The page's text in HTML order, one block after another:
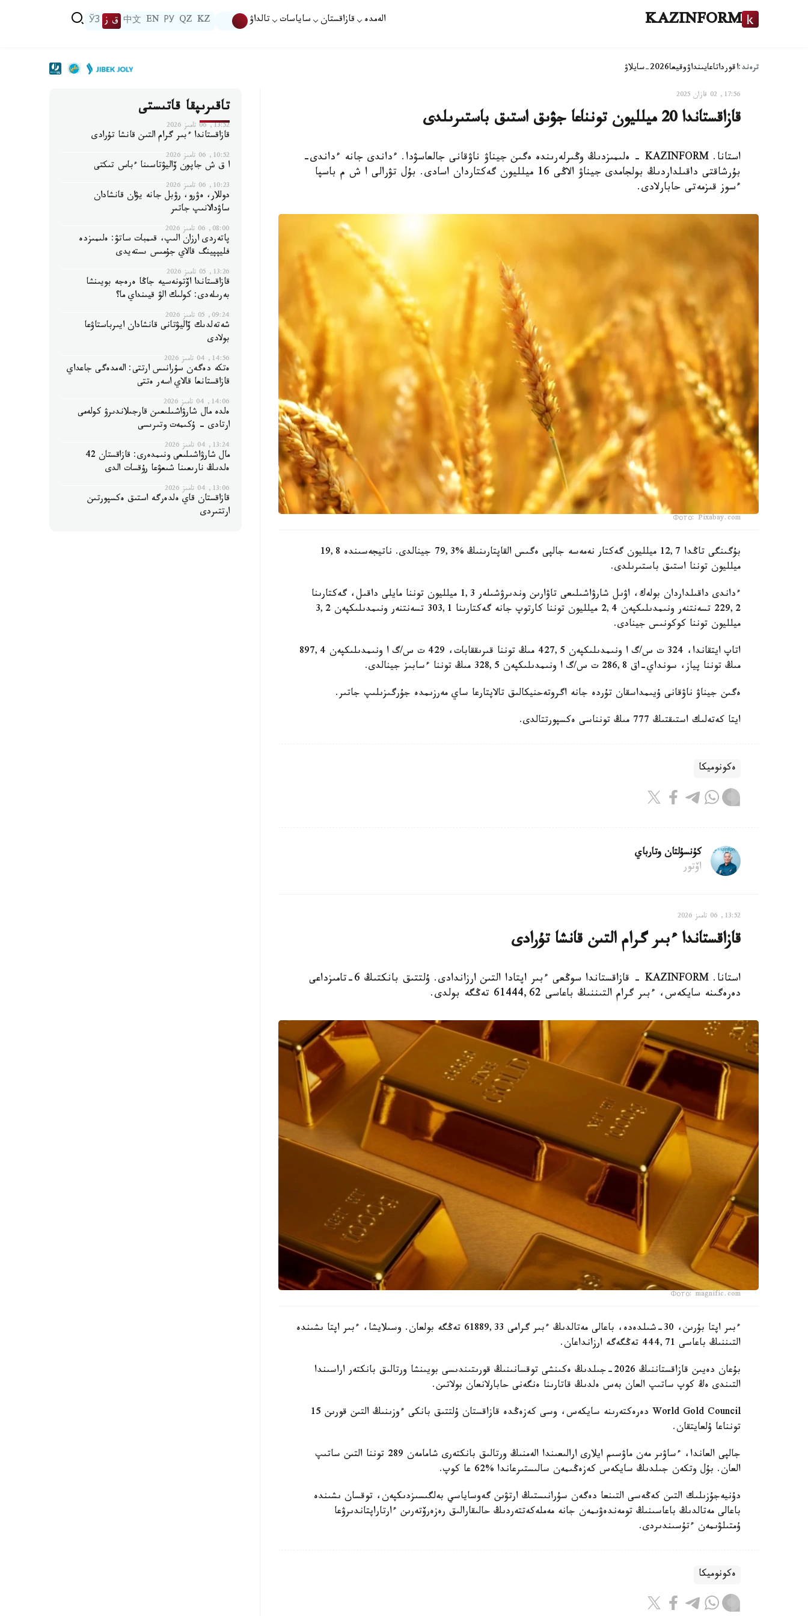
KAZINFORM الەمدە قازاقستان ساياسات تالداۋ KZ
QZ
РУ
EN
中文 ق ز ЎЗ
ترەند:اقورداتاعايىنداۋوقيعا2026-سايلاۋ
17:56, 02 قازان 2025
قازاقستاندا 20 ميلليون تونناعا جۋىق استىق باستىرىلدى
استانا. KAZINFORM - ەلىمىزدىڭ وڭىرلەرىندە ەگىن جيناۋ ناۋقانى جالعاسۋدا. ءداندى جانە ءداندى-
بۇرشاقتى داقىلداردىڭ بولجامدى جيناۋ الاڭى 16 ميلليون گەكتاردان اسادى. بۇل تۋرالى ا ش م باسپا
ءسوز قىزمەتى حابارلادى.
Фото: Pixabay.com
بۇگىنگى تاڭدا 12,7 ميلليون گەكتار نەمەسە جالپى ەگىس القاپتارىنىڭ %79,3 جينالدى. ناتيجەسىندە 19,8
ميلليون توننا استىق باستىرىلدى.
ءداندى داقىلداردان بولەك، اۋىل شارۋاشىلىعى تاۋارىن وندىرۋشىلەر 1,3 ميلليون توننا مايلى داقىل، گەكتارىنا
229,2 تسەنتنەر ونىمدىلىكپەن 2,4 ميلليون توننا كارتوپ جانە گەكتارىنا 303,1 تسەنتنەر ونىمدىلىكپەن 3,2
ميلليون توننا كوكونىس جينادى.
اتاپ ايتقاندا، 324 ت س/گ ا ونىمدىلىكپەن 427,5 مىڭ توننا قىرىققابات، 429 ت س/گ ا ونىمدىلىكپەن 897,4
مىڭ توننا پياز، سونداي-اق 286,8 ت س/گ ا ونىمدىلىكپەن 328,5 مىڭ توننا ءسابىز جينالدى.
ەگىن جيناۋ ناۋقانى ۇيىمداسقان تۇردە جانە اگروتەحنيكالىق تالاپتارعا ساي مەرزىمدە جۇرگىزىلىپ جاتىر.
ايتا كەتەلىك استىقتىڭ 777 مىڭ تونناسى ەكسپورتتالدى.
ەكونوميكا
كۇنسۇلتان وتارباي
اۆتور
13:52, 06 تامىز 2026
قازاقستاندا ءبىر گرام التىن قانشا تۇرادى
استانا. KAZINFORM - قازاقستاندا سوڭعى ءبىر اپتادا التىن ارزاندادى. ۇلتتىق بانكتىڭ 6-تامىزداعى
دەرەگىنە سايكەس، ءبىر گرام التىننىڭ باعاسى 61444,62 تەڭگە بولدى.
Фото: magnific.com
ءبىر اپتا بۇرىن، 30-شىلدەدە، باعالى مەتالدىڭ ءبىر گرامى 61889,33 تەڭگە بولعان. وسىلايشا، ءبىر اپتا ىشىندە
التىننىڭ باعاسى 444,71 تەڭگەگە ارزانداعان.
بۇعان دەيىن قازاقستاننىڭ 2026-جىلدىڭ ەكىنشى توقسانىنىڭ قورىتىندىسى بويىنشا ورتالىق بانكتەر اراسىندا
التىندى ەڭ كوپ ساتىپ العان بەس ەلدىڭ قاتارىنا ەنگەنى حابارلانعان بولاتىن.
World Gold Council دەرەكتەرىنە سايكەس، وسى كەزەڭدە قازاقستان ۇلتتىق بانكى ءوزىنىڭ التىن قورىن 15
تونناعا ۇلعايتقان.
جالپى العاندا، ءساۋىر مەن ماۋسىم ايلارى ارالىعىندا الەمنىڭ ورتالىق بانكتەرى شامامەن 289 توننا التىن ساتىپ
العان. بۇل وتكەن جىلدىڭ سايكەس كەزەڭىمەن سالىستىرعاندا %62 عا كوپ.
دۇنيەجۇزىلىك التىن كەڭەسى التىنعا دەگەن سۇرانىستىڭ ارتۋىن گەوساياسي بەلگىسىزدىكپەن، توقسان ىشىندە
باعالى مەتالدىڭ باعاسىنىڭ تومەندەۋىمەن جانە مەملەكەتتەردىڭ حالىقارالىق رەزەرۆتەرىن ءارتاراپتاندىرۋعا
ۇمتىلۋىمەن ءتۇسىندىردى.
ەكونوميكا
تاقىرىپقا قاتىستى
13:52, 06 تامىز 2026
قازاقستاندا ءبىر گرام التىن قانشا تۇرادى
10:52, 06 تامىز 2026
ا ق ش جاپون ۆاليۋتاسىنا ءباس تىكتى
10:23, 06 تامىز 2026
دوللار، ەۋرو، رۋبل جانە يۋان قانشادان
ساۋدالانىپ جاتىر
08:00, 06 تامىز 2026
پاتەردى ارزان الىپ، قىمبات ساتۋ: ەلىمىزدە
فليپپينگ قالاي جۇمىس ىستەيدى
13:26, 05 تامىز 2026
قازاقستاندا اۆتونەسيە جاڭا ەرەجە بويىنشا
بەرىلەدى: كولىك الۋ قيىنداي ما؟
09:24, 05 تامىز 2026
شەتەلدىك ۆاليۋتانى قانشادان ايىرباستاۋعا
بولادى
14:56, 04 تامىز 2026
ەتكە دەگەن سۇرانىس ارتتى: الەمدەگى جاعداي
قازاقستانعا قالاي اسەر ەتتى
14:06, 04 تامىز 2026
ەلدە مال شارۋاشىلىعىن قارجىلاندىرۋ كولەمى
ارتادى - ۇكىمەت وتىرىسى
13:24, 04 تامىز 2026
مال شارۋاشىلىعى ونىمدەرى: قازاقستان 42
ەلدىڭ نارىعىنا شىعۋعا رۇقسات الدى
13:06, 04 تامىز 2026
قازاقستان قاي ەلدەرگە استىق ەكسپورتىن
ارتتىردى